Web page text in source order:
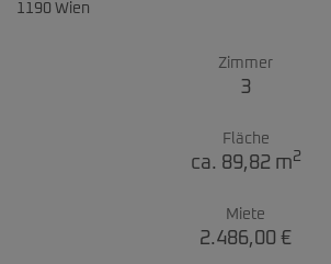
1190 Wien
Zimmer
3
Fläche
ca. 89,82 m2
Miete
2.486,00 €